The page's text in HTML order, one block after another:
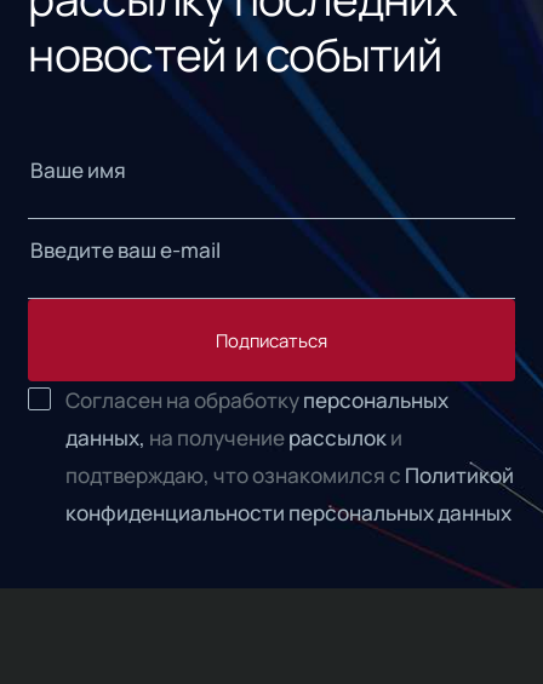
новостей и событий
Подписаться
Согласен на обработкуперсональных
данных, на получениерассылоки
подтверждаю, что ознакомился с Политикой
конфиденциальности персональных данных